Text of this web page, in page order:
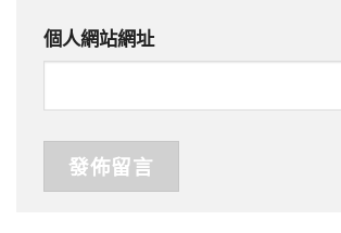
個人網站網址